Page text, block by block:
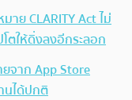
ย CLARITY Act ไม่
ตให้ดิ่งลงอีกระลอก
จาก App Store
นได้ปกติ